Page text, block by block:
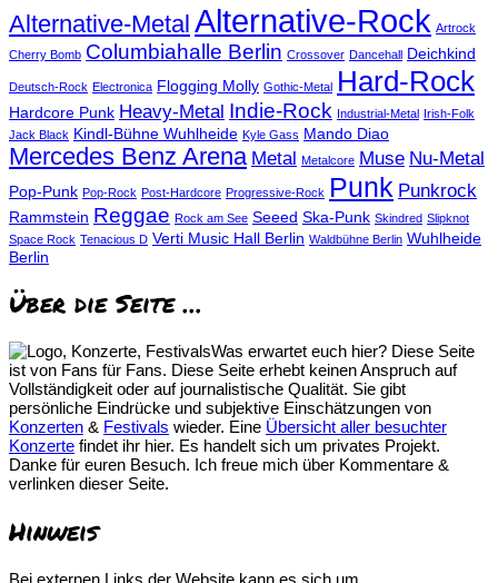
Alternative-Metal Alternative-Rock Artrock
Cherry Bomb Columbiahalle Berlin Crossover Dancehall Deichkind
Deutsch-Rock Electronica Flogging Molly Gothic-Metal Hard-Rock
Hardcore Punk Heavy-Metal Indie-Rock Industrial-Metal Irish-Folk
Jack Black Kindl-Bühne Wuhlheide Kyle Gass Mando Diao
Mercedes Benz Arena Metal Metalcore Muse Nu-Metal
Pop-Punk Pop-Rock Post-Hardcore Progressive-Rock Punk Punkrock
Rammstein Reggae Rock am See Seeed Ska-Punk Skindred Slipknot
Space Rock Tenacious D Verti Music Hall Berlin Waldbühne Berlin Wuhlheide
Berlin
Über die Seite …
Was erwartet euch hier? Diese Seite
ist von Fans für Fans. Diese Seite erhebt keinen Anspruch auf
Vollständigkeit oder auf journalistische Qualität. Sie gibt
persönliche Eindrücke und subjektive Einschätzungen von
Konzerten & Festivals wieder. Eine Übersicht aller besuchter
Konzerte findet ihr hier. Es handelt sich um privates Projekt.
Danke für euren Besuch. Ich freue mich über Kommentare &
verlinken dieser Seite.
Hinweis
Bei externen Links der Website kann es sich um